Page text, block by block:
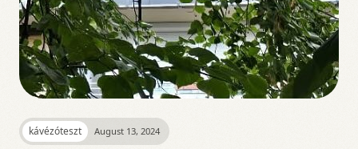
kávézóteszt August 13, 2024